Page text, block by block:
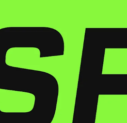
sa blessure à l'adducteur droit, le
champion olympique dans